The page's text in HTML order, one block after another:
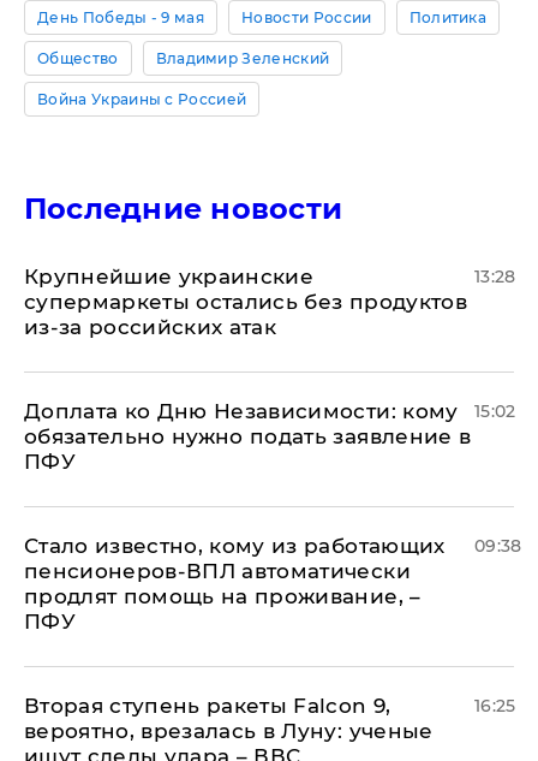
День Победы - 9 мая Новости России Политика
Общество Владимир Зеленский
Война Украины с Россией
Последние новости
Крупнейшие украинские
супермаркеты остались без продуктов
из-за российских атак
13:28
Доплата ко Дню Независимости: кому
обязательно нужно подать заявление в
ПФУ
15:02
Стало известно, кому из работающих
пенсионеров-ВПЛ автоматически
продлят помощь на проживание, –
ПФУ
09:38
Вторая ступень ракеты Falcon 9,
вероятно, врезалась в Луну: ученые
ищут следы удара – ВВС
16:25